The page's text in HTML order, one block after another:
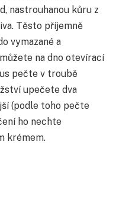
nastrouhanou kůru z
Těsto příjemně
vymazané a
na dno otevírací
pečte v troubě
upečete dva
(podle toho pečte
ho nechte
krémem.